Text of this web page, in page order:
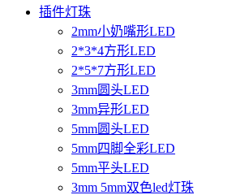
插件灯珠
2mm小奶嘴形LED
2*3*4方形LED
2*5*7方形LED
3mm圆头LED
3mm异形LED
5mm圆头LED
5mm四脚全彩LED
5mm平头LED
3mm 5mm双色led灯珠